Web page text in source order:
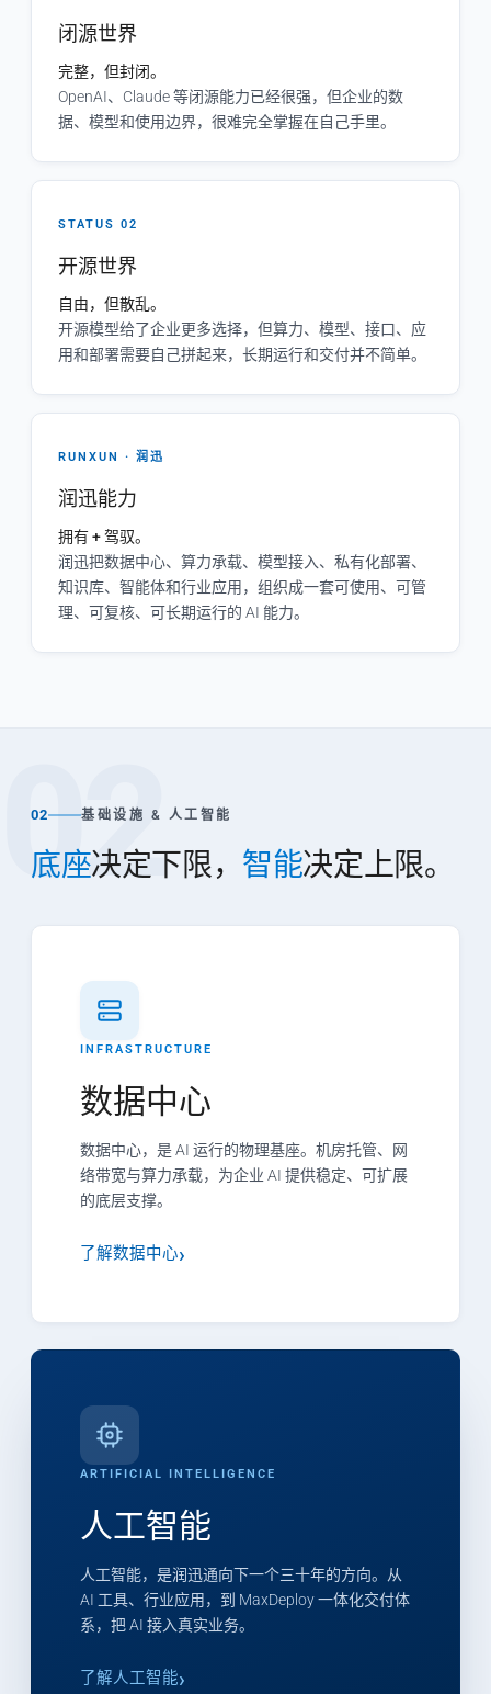
闭源世界
完整，但封闭。
OpenAI、Claude 等闭源能力已经很强，但企业的数
据、模型和使用边界，很难完全掌握在自己手里。
STATUS 02
开源世界
自由，但散乱。
开源模型给了企业更多选择，但算力、模型、接口、应
用和部署需要自己拼起来，长期运行和交付并不简单。
RUNXUN · 润迅
润迅能力
拥有 + 驾驭。
润迅把数据中心、算力承载、模型接入、私有化部署、
知识库、智能体和行业应用，组织成一套可使用、可管
理、可复核、可长期运行的 AI 能力。
02
02 基础设施 & 人工智能
底座决定下限， 智能决定上限。
INFRASTRUCTURE
数据中心
数据中心，是 AI 运行的物理基座。机房托管、网
络带宽与算力承载，为企业 AI 提供稳定、可扩展
的底层支撑。
了解数据中心
ARTIFICIAL INTELLIGENCE
人工智能
人工智能，是润迅通向下一个三十年的方向。从
AI 工具、行业应用，到 MaxDeploy 一体化交付体
系，把 AI 接入真实业务。
了解人工智能